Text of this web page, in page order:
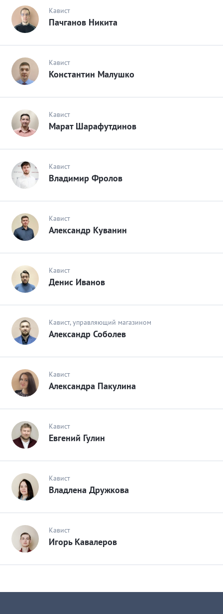
Кавист
Пачганов Никита
Кавист
Константин Малушко
Кавист
Марат Шарафутдинов
Кавист
Владимир Фролов
Кавист
Александр Куванин
Кавист
Денис Иванов
Кавист, управляющий магазином
Александр Соболев
Кавист
Александра Пакулина
Кавист
Евгений Гулин
Кавист
Владлена Дружкова
Кавист
Игорь Кавалеров